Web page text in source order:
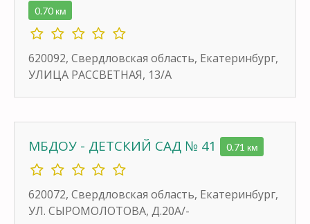
0.70 км
620092, Свердловская область, Екатеринбург,
УЛИЦА РАССВЕТНАЯ, 13/А
МБДОУ - ДЕТСКИЙ САД № 41 0.71 км
620072, Свердловская область, Екатеринбург,
УЛ. СЫРОМОЛОТОВА, Д.20А/-